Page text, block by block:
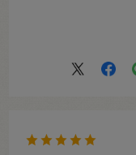
アンカーの刺繍糸は数